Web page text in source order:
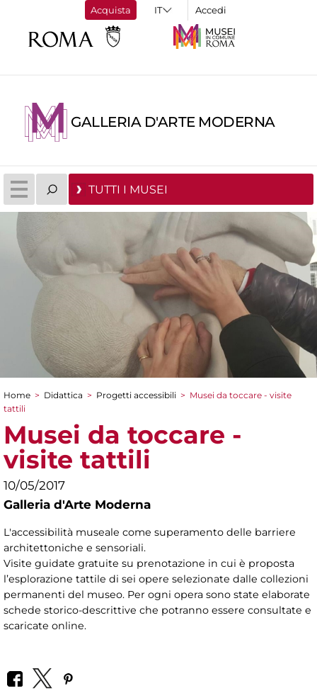
Acquista Accedi
GALLERIA D'ARTE MODERNA
TUTTI I MUSEI
Tu sei qui
Home > Didattica > Progetti accessibili > Musei da toccare - visite
tattili
Musei da toccare -
visite tattili
10/05/2017
Galleria d'Arte Moderna
L'accessibilità museale come superamento delle barriere
architettoniche e sensoriali.
Visite guidate gratuite su prenotazione in cui è proposta
l’esplorazione tattile di sei opere selezionate dalle collezioni
permanenti del museo. Per ogni opera sono state elaborate
schede storico-descrittive che potranno essere consultate e
scaricate online.